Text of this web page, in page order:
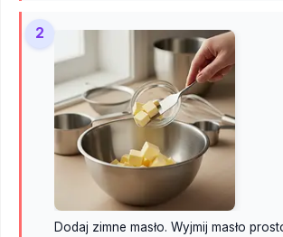
2
Dodaj zimne masło. Wyjmij masło